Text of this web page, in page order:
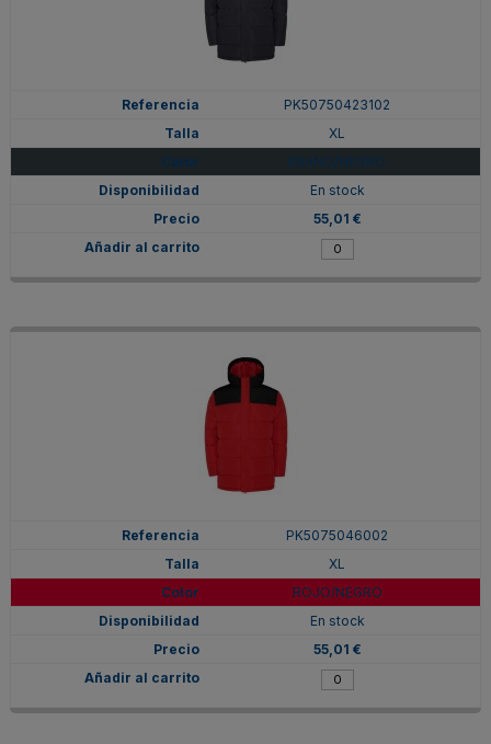
PK50750423102
XL
EBANO/NEGRO
En stock
55,01 €
PK5075046002
XL
ROJO/NEGRO
En stock
55,01 €